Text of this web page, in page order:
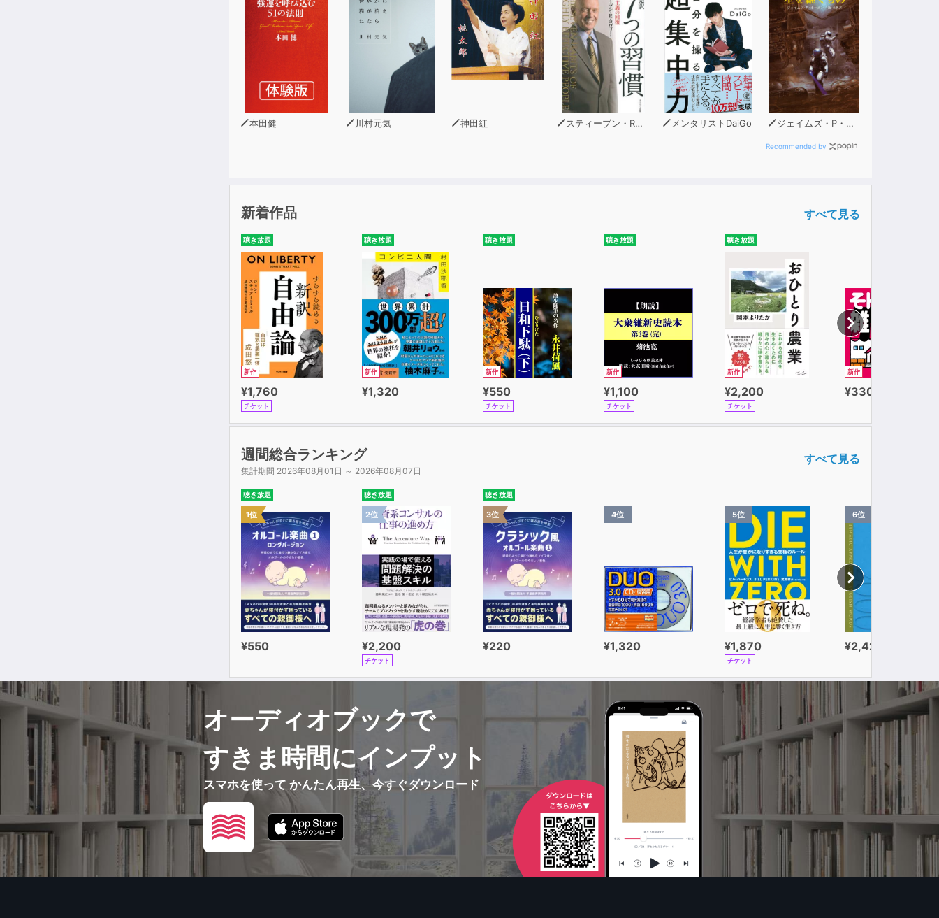
・七之助（しちのすけ）
花川戸の御用聞。頭の回転が速く、冷静沈着な捕物師。どんな難事件にも怯まず、鋭い洞察力と機転で解決へと導く。
七之助の乾児（こぶん）。お調子者でおしゃべりだが、機転が利き、情報収集が得意。七之助の右腕的存在。
・早川軍記（はやかわ ぐんき）
美男子の浪人。軟派な性格で女をたらしこむが、飯田藩の「大名の落胤」と担がれたことで人生が狂い始める。
・おとく
・辰吉（たつきち）
元書画屋の跡取りだが、若い頃に家を捨てて駕籠舁（かごかき）に転落。身分を隠しつつ妹を見守り、軍記から救おうと
する。
・熊（くま）
辰吉の駕籠舁仲間。気のいい男で、辰吉とともに七之助の捜査に協力する。
・久保寺鍋之助（くぼでら なべのすけ）
謎の侍。軍記を担いだ張本人だが、その目的は意外なもので……？
・青木弥太郎（あおき やたろう）
黒頭巾組の首領。元は二百石取の御家人だったが、盗賊に身を落とし、江戸を震撼させる悪党となる。
・へちまの長八（ちょうはち）
黒頭巾組の一員。小泥棒から成り上がった悪党だが、最後には組織の秘密を自白してしまう。
本田健 川村元気 神田紅 スティーブン・R・コヴィー メンタリストDaiGo ジェイムズ・P・ホーガン
Recommended by
新着作品 すべて見る
聴き放題
新作
¥1,760
チケット
聴き放題
新作
¥1,320
聴き放題
新作
¥550
チケット
聴き放題
新作
¥1,100
チケット
聴き放題
新作
¥2,200
チケット
新作
¥330
週間総合ランキング
集計期間 2026年08月01日 ～ 2026年08月07日
すべて見る
聴き放題
1位
¥550
聴き放題
2位
¥2,200
チケット
聴き放題
3位
¥220
4位
¥1,320
5位
¥1,870
チケット
6位
¥2,420
オーディオブックで
すきま時間にインプット
スマホを使って かんたん再生、今すぐダウンロード